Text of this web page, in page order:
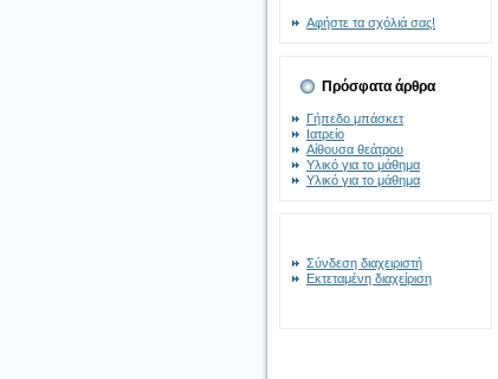
Αφήστε τα σχόλιά σας!
Πρόσφατα άρθρα
Γήπεδο μπάσκετ
Ιατρείο
Αίθουσα θεάτρου
Υλικό για το μάθημα
Υλικό για το μάθημα
Σύνδεση διαχειριστή
Εκτεταμένη διαχείριση